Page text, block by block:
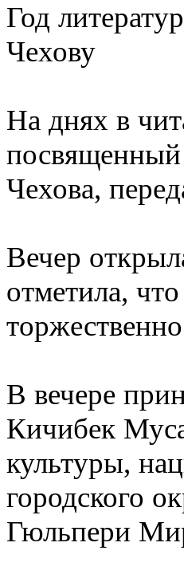
Год
Чехову
На днях в
Чехова,
Вечер
отметила,
В вечере
Кичибек
культуры,
городского
Гюльпери